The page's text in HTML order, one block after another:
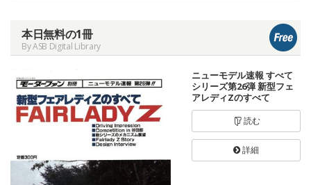
本日無料の1冊
By ASB Digital Library
ニューモデル速報 すべて
シリーズ第26弾 新型フェ
アレディZのすべて
読む
詳細